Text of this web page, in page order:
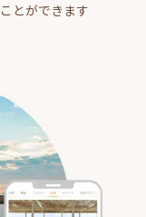
とができます